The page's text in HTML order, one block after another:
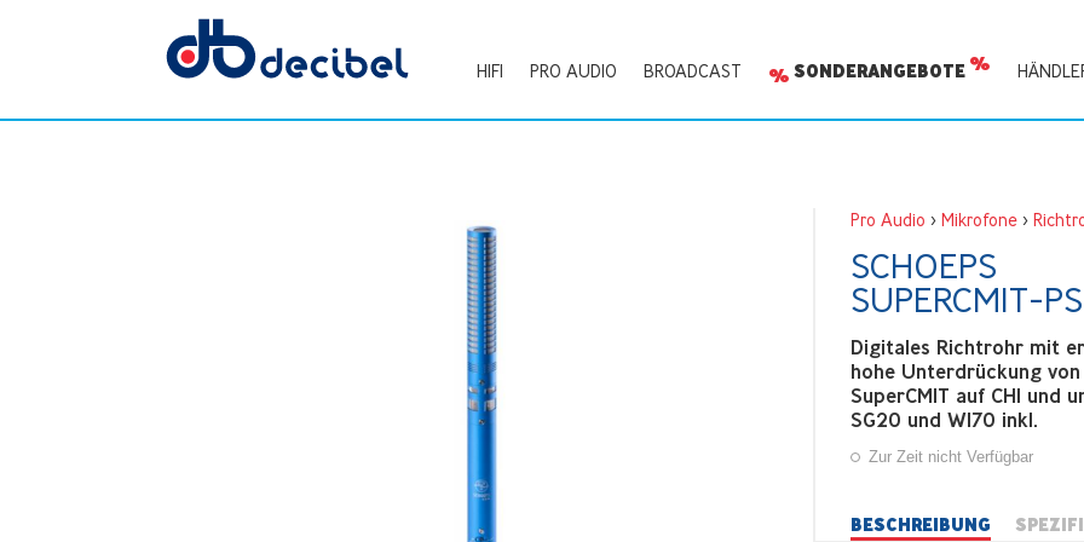
HIFI PRO AUDIO BROADCAST SONDERANGEBOTE
Pro Audio > Mikrofone>
SCHOEPS
SUPERCMIT-PS
Digitales Richtrohr mit
hohe Unterdrückung
SuperCMIT auf CH1 und
SG20 und W170 inkl.
Zur Zeit nicht Verfügbar
BESCHREIBUNG